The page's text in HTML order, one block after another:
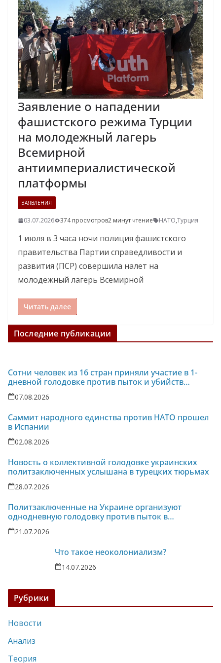
Заявление о нападении
фашистского режима Турции
на молодежный лагерь
Всемирной
антиимпериалистической
платформы
ЗАЯВЛЕНИЯ
03.07.2026 374 просмотров2 минут чтение НАТО,Турция
1 июля в 3 часа ночи полиция фашистского
правительства Партии справедливости и
развития (ПСР) совершила налет на
молодежный лагерь Всемирной
Читать далее
Последние публикации
Сотни человек из 16 стран приняли участие в 1-
дневной голодовке против пыток и убийств
политзаключенных на Украине
07.08.2026
Саммит народного единства против НАТО прошел
в Испании
02.08.2026
Новость о коллективной голодовке украинских
политзаключенных услышана в турецких тюрьмах
28.07.2026
Политзаключенные на Украине организуют
однодневную голодовку против пыток в
колонии-86
21.07.2026
Что такое неоколониализм?
14.07.2026
Рубрики
Новости
Анализ
Теория